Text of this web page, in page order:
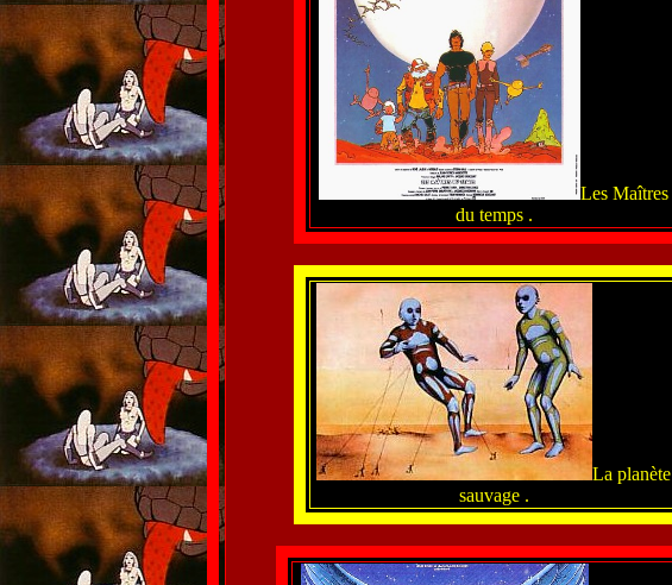
Les Maîtres
du temps .
La planète
sauvage .